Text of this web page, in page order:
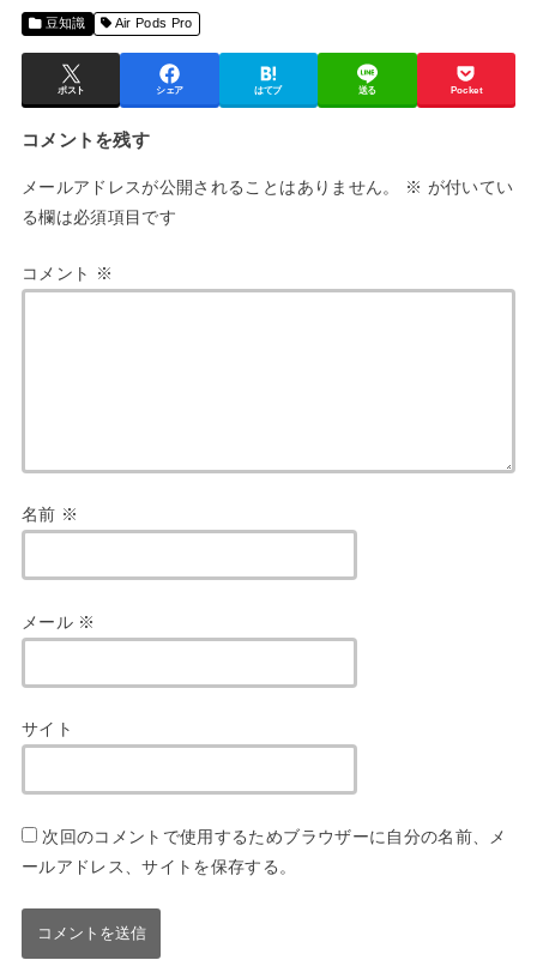
ーカー渾身の第2世代は
豆知識 Air Pods Pro
ポスト シェア はてブ 送る Pocket
コメントを残す
メールアドレスが公開されることはありません。 ※ が付いてい
る欄は必須項目です
コメント ※
名前 ※
メール ※
サイト
次回のコメントで使用するためブラウザーに自分の名前、メ
ールアドレス、サイトを保存する。